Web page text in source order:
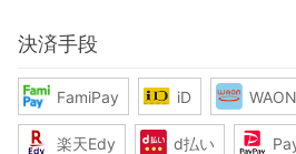
決済手段
FamiPay iD WAON
楽天Edy d払い